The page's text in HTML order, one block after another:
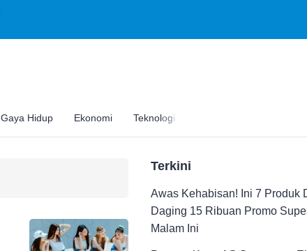
Gaya Hidup Ekonomi Teknologi
Terkini
Awas Kehabisan! Ini 7 Produk
Daging 15 Ribuan Promo
Malam Ini